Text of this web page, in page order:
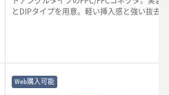
とDIPタイプを用意。軽い挿入感と強い抜去
Web購入可能